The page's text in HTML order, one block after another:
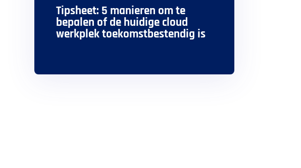
Tipsheet: 5 manieren om te
bepalen of de huidige cloud
werkplek toekomstbestendig is